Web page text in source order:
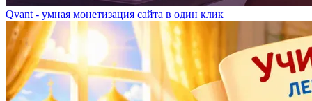
Qvant - умная монетизация сайта в один клик